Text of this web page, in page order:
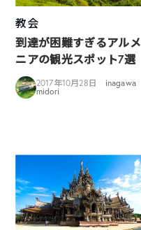
教会
到達が困難すぎるアルメ
ニアの観光スポット7選
2017年10月28日
inagawa
midori